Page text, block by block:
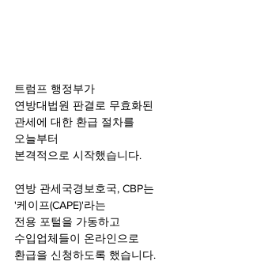
트럼프 행정부가
연방대법원 판결로 무효화된
관세에 대한 환급 절차를
오늘부터
본격적으로 시작했습니다.
연방 관세국경보호국, CBP는
'케이프(CAPE)'라는
전용 포털을 가동하고
수입업체들이 온라인으로
환급을 신청하도록 했습니다.